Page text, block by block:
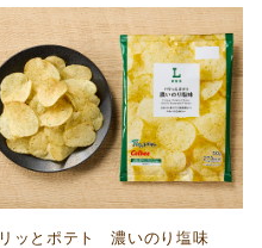
ッとポテト 濃いのり塩味